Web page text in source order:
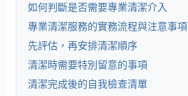
如何判斷是否需要專業清潔介入
專業清潔服務的實務流程與注意事項
先評估，再安排清潔順序
清潔時需要特別留意的事項
清潔完成後的自我檢查清單